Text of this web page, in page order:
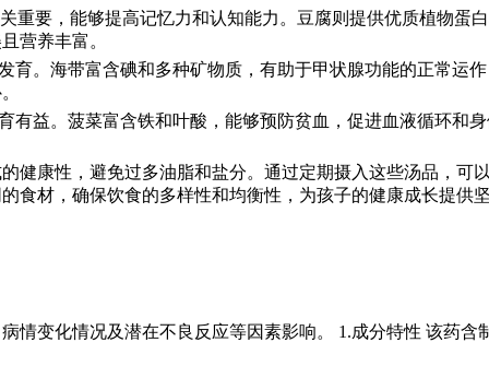
重要，能够提高记忆力和认知能力。豆腐则提供优质植物蛋
营养丰富。
。海带富含碘和多种矿物质，有助于甲状腺功能的正常运
益。菠菜富含铁和叶酸，能够预防贫血，促进血液循环和
健康性，避免过多油脂和盐分。通过定期摄入这些汤品，可
材，确保饮食的多样性和均衡性，为孩子的健康成长提供坚
情变化情况及潜在不良反应等因素影响。 1.成分特性 该药